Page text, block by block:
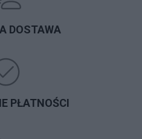
DOSTAWA
PŁATNOŚCI